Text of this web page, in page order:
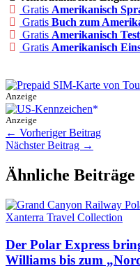
Gratis Amerikanisch
Gratis Buch zum
Gratis Amerikanisch
Gratis Amerikanisch
Anzeige
Anzeige
← Vorheriger Beitrag
Nächster Beitrag →
Ähnliche Beiträge
Der Polar Express
Williams bis zum